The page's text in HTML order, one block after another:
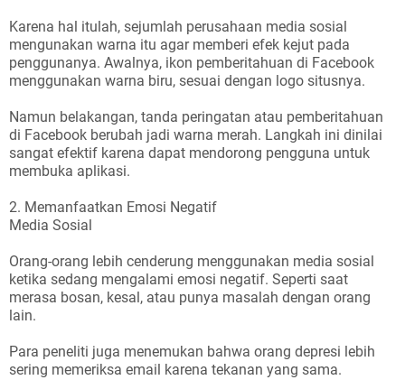
Karena hal itulah, sejumlah perusahaan media sosial
mengunakan warna itu agar memberi efek kejut pada
penggunanya. Awalnya, ikon pemberitahuan di Facebook
menggunakan warna biru, sesuai dengan logo situsnya.
Namun belakangan, tanda peringatan atau pemberitahuan
di Facebook berubah jadi warna merah. Langkah ini dinilai
sangat efektif karena dapat mendorong pengguna untuk
membuka aplikasi.
2. Memanfaatkan Emosi Negatif
Media Sosial
Orang-orang lebih cenderung menggunakan media sosial
ketika sedang mengalami emosi negatif. Seperti saat
merasa bosan, kesal, atau punya masalah dengan orang
lain.
Para peneliti juga menemukan bahwa orang depresi lebih
sering memeriksa email karena tekanan yang sama.